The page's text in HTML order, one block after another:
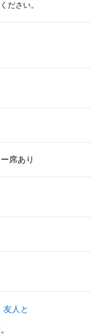
ださい。
席あり
友人と